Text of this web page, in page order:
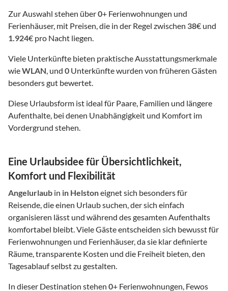
Zur Auswahl stehen über0+ Ferienwohnungen und
Ferienhäuser, mit Preisen, die in der Regel zwischen 38€ und
1.924€ pro Nacht liegen.
Viele Unterkünfte bieten praktische Ausstattungsmerkmale
wieWLAN, und 0 Unterkünfte wurden von früheren Gästen
besonders gut bewertet.
Diese Urlaubsform ist ideal für Paare, Familien und längere
Aufenthalte, bei denen Unabhängigkeit und Komfort im
Vordergrund stehen.
Eine Urlaubsidee für Übersichtlichkeit,
Komfort und Flexibilität
Angelurlaub in in Helstoneignet sich besonders für
Reisende, die einen Urlaub suchen, der sich einfach
organisieren lässt und während des gesamten Aufenthalts
komfortabel bleibt. Viele Gäste entscheiden sich bewusst für
Ferienwohnungen und Ferienhäuser, da sie klar definierte
Räume, transparente Kosten und die Freiheit bieten, den
Tagesablauf selbst zu gestalten.
In dieser Destination stehen 0+ Ferienwohnungen, Fewos